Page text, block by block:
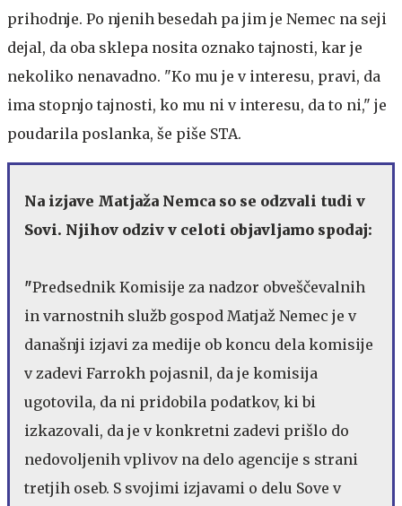
prihodnje. Po njenih besedah pa jim je Nemec na seji
dejal, da oba sklepa nosita oznako tajnosti, kar je
nekoliko nenavadno. "Ko mu je v interesu, pravi, da
ima stopnjo tajnosti, ko mu ni v interesu, da to ni," je
poudarila poslanka, še piše STA.
Na izjave Matjaža Nemca so se odzvali tudi v
Sovi. Njihov odziv v celoti objavljamo spodaj:
"Predsednik Komisije za nadzor obveščevalnih
in varnostnih služb gospod Matjaž Nemec je v
današnji izjavi za medije ob koncu dela komisije
v zadevi Farrokh pojasnil, da je komisija
ugotovila, da ni pridobila podatkov, ki bi
izkazovali, da je v konkretni zadevi prišlo do
nedovoljenih vplivov na delo agencije s strani
tretjih oseb. S svojimi izjavami o delu Sove v